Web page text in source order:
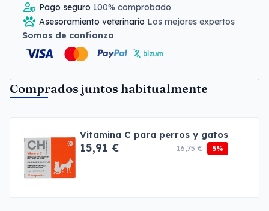
Pago seguro 100% comprobado
Asesoramiento veterinario Los mejores expertos
Somos de confianza
Comprados juntos habitualmente
Vitamina C para perros y gatos
15,91 € 16,75 € 5%